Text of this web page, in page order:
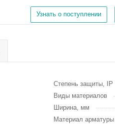
Узнать о поступлении
Степень защиты, IP
Виды материалов
Ширина, мм
Материал арматуры